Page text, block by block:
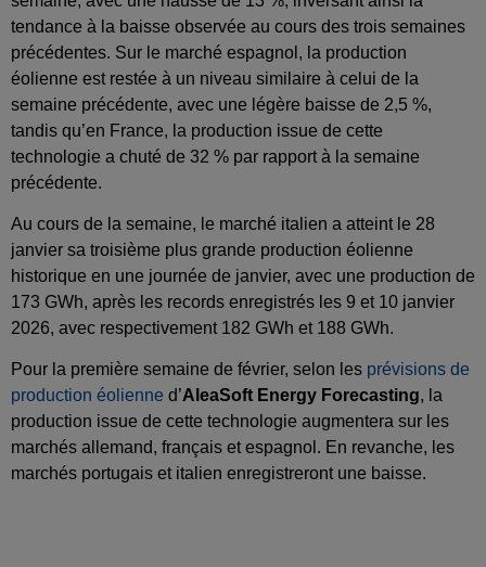
tendance à la baisse observée au cours des trois semaines
précédentes. Sur le marché espagnol, la production
éolienne est restée à un niveau similaire à celui de la
semaine précédente, avec une légère baisse de 2,5 %,
tandis qu’en France, la production issue de cette
technologie a chuté de 32 % par rapport à la semaine
précédente.
Au cours de la semaine, le marché italien a atteint le 28
janvier sa troisième plus grande production éolienne
historique en une journée de janvier, avec une production de
173 GWh, après les records enregistrés les 9 et 10 janvier
2026, avec respectivement 182 GWh et 188 GWh.
Pour la première semaine de février, selon les prévisions de
production éolienne d’AleaSoft Energy Forecasting, la
production issue de cette technologie augmentera sur les
marchés allemand, français et espagnol. En revanche, les
marchés portugais et italien enregistreront une baisse.